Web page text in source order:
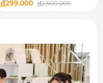
đ299.000 đ2.500.000